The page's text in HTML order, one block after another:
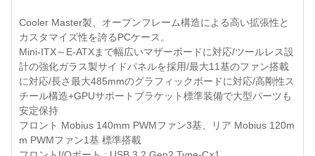
Cooler Master製、オープンフレーム構造による高い拡張性と
カスタマイズ性を誇るPCケース。
Mini-ITX～E-ATXまで幅広いマザーボードに対応/ツールレス設
計の強化ガラス製サイドパネルを採用/最大11基のファン搭載
に対応/長さ最大485mmのグラフィックボードに対応/高剛性ス
チール構造+GPUサポートブラケット標準装備で大型パーツも
安定保持
フロント Mobius 140mm PWMファン3基、リア Mobius 120m
m PWMファン1基 標準搭載